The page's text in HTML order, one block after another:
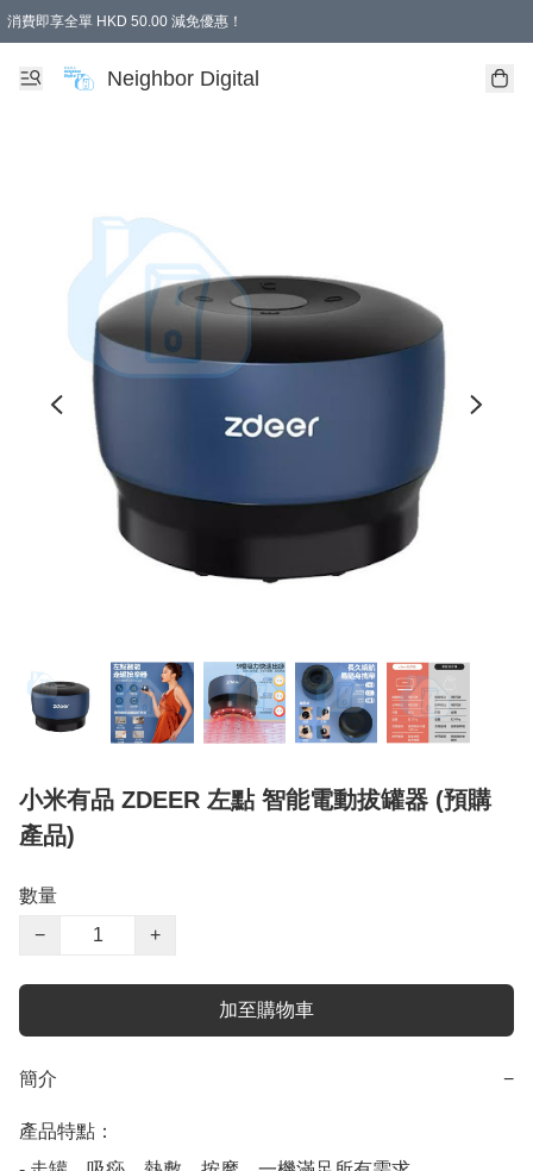
消費即享全單 HKD 50.00 減免優惠！
Neighbor Digital
小米有品 ZDEER 左點 智能電動拔罐器 (預購
產品)
數量
−
+
加至購物車
簡介 −
產品特點：